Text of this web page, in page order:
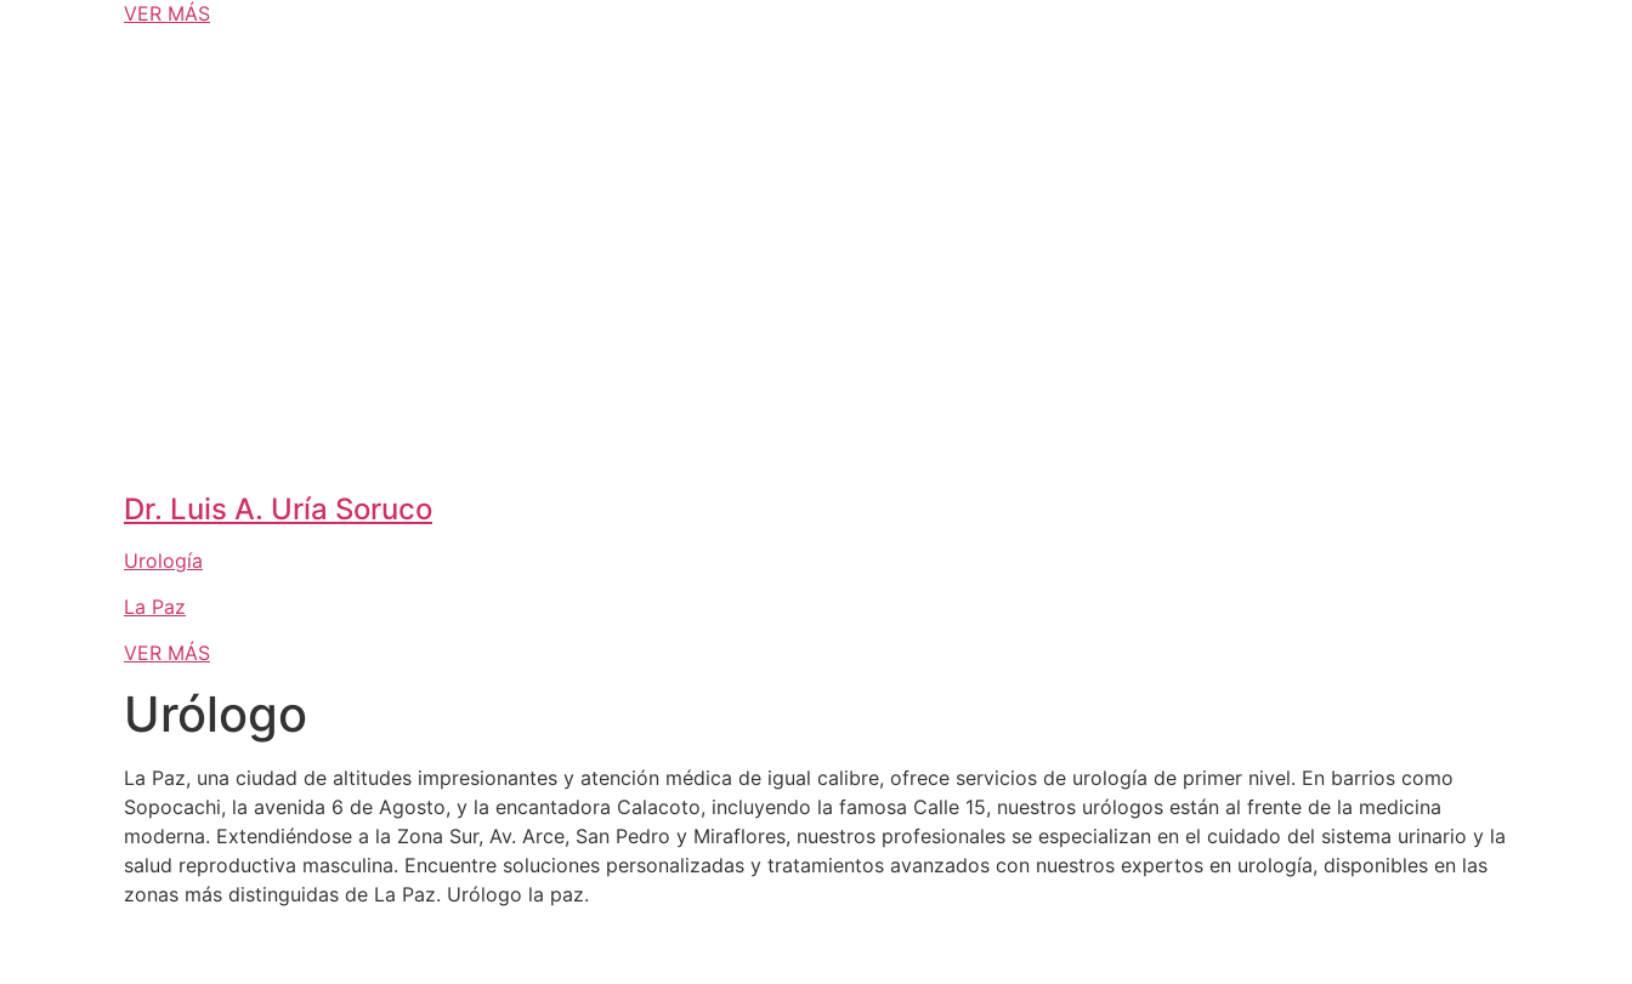
VER MÁS
Dr. Luis A. Uría Soruco
Urología
La Paz
VER MÁS
Urólogo
La Paz, una ciudad de altitudes impresionantes y atención médica de igual calibre, ofrece servicios de urología de primer nivel. En barrios como
Sopocachi, la avenida 6 de Agosto, y la encantadora Calacoto, incluyendo la famosa Calle 15, nuestros urólogos están al frente de la medicina
moderna. Extendiéndose a la Zona Sur, Av. Arce, San Pedro y Miraflores, nuestros profesionales se especializan en el cuidado del sistema urinario y la
salud reproductiva masculina. Encuentre soluciones personalizadas y tratamientos avanzados con nuestros expertos en urología, disponibles en las
zonas más distinguidas de La Paz. Urólogo la paz.